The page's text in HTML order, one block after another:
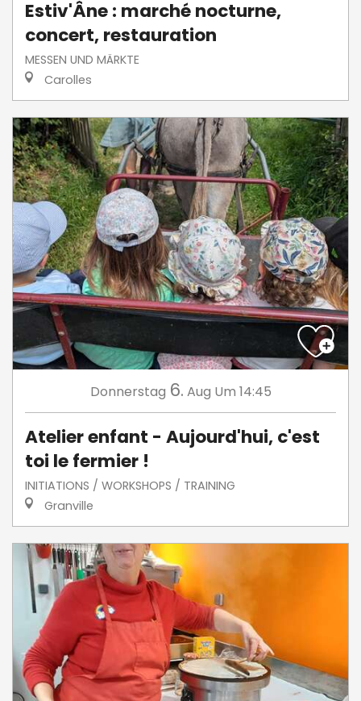
Estiv'Âne : marché nocturne,
concert, restauration
MESSEN UND MÄRKTE
Carolles
Donnerstag 6. Aug Um 14:45
Atelier enfant - Aujourd'hui, c'est
toi le fermier !
INITIATIONS / WORKSHOPS / TRAINING
Granville